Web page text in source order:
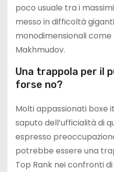
poco usuale tra i
messo in difficoltà
monodimensionali come
Makhmudov.
Una trappola per il
forse no?
Molti appassionati boxe
saputo dell’ufficialità di
espresso
potrebbe essere una
Top Rank nei confronti